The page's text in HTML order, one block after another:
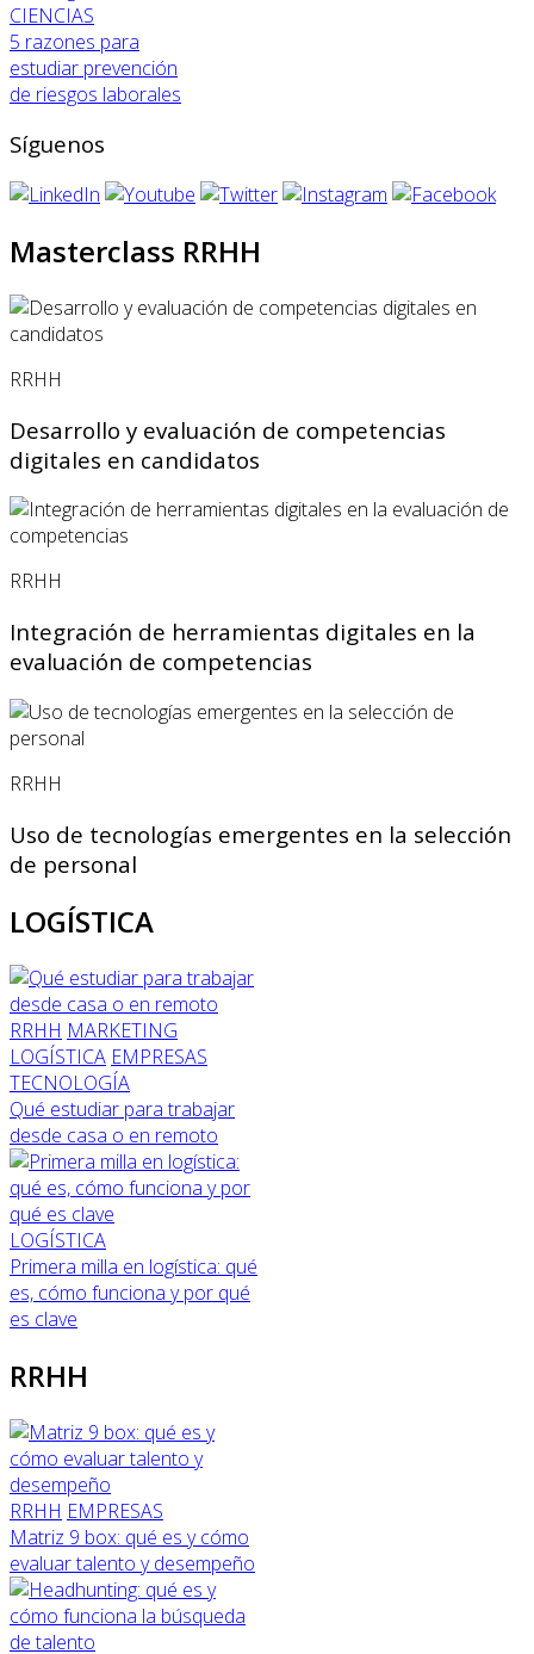
CIENCIAS
5 razones para
estudiar prevención
de riesgos laborales
Síguenos
Masterclass RRHH
RRHH
Desarrollo y evaluación de competencias
digitales en candidatos
RRHH
Integración de herramientas digitales en la
evaluación de competencias
RRHH
Uso de tecnologías emergentes en la selección
de personal
LOGÍSTICA
RRHH MARKETING
LOGÍSTICA EMPRESAS
TECNOLOGÍA
Qué estudiar para trabajar
desde casa o en remoto
LOGÍSTICA
Primera milla en logística: qué
es, cómo funciona y por qué
es clave
RRHH
RRHH EMPRESAS
Matriz 9 box: qué es y cómo
evaluar talento y desempeño